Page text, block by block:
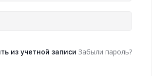
из учетной записи Забыли пароль?